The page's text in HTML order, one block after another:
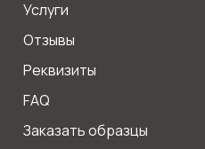
Услуги
Отзывы
Реквизиты
FAQ
Заказать образцы